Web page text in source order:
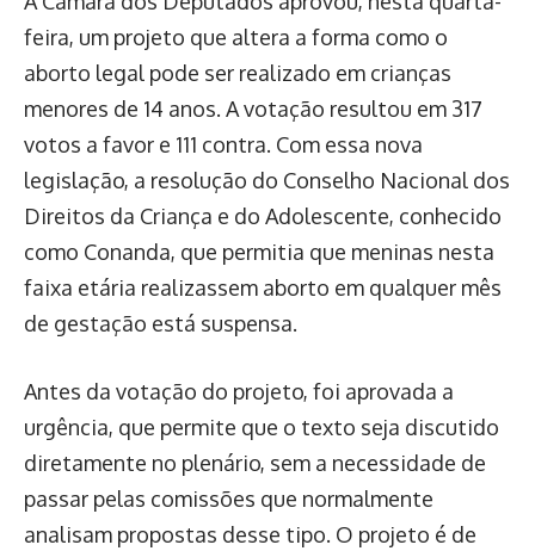
feira, um projeto que altera a forma como o
aborto legal pode ser realizado em crianças
menores de 14 anos. A votação resultou em 317
votos a favor e 111 contra. Com essa nova
legislação, a resolução do Conselho Nacional dos
Direitos da Criança e do Adolescente, conhecido
como Conanda, que permitia que meninas nesta
faixa etária realizassem aborto em qualquer mês
de gestação está suspensa.
Antes da votação do projeto, foi aprovada a
urgência, que permite que o texto seja discutido
diretamente no plenário, sem a necessidade de
passar pelas comissões que normalmente
analisam propostas desse tipo. O projeto é de